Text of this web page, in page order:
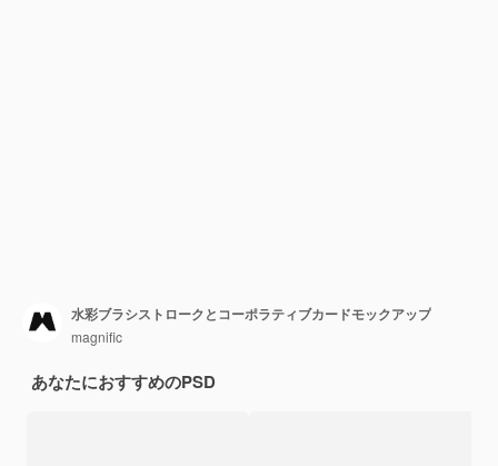
水彩ブラシストロークとコーポラティブカードモックアップ
magnific
あなたにおすすめのPSD